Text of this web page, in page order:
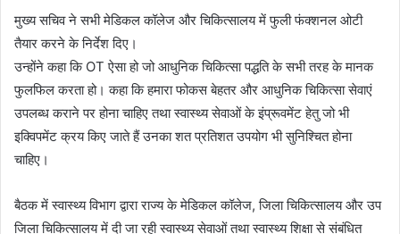
मुख्य सचिव ने सभी मेडिकल कॉलेज और चिकित्सालय में फुली फंक्शनल ओटी
तैयार करने के निर्देश दिए।
उन्होंने कहा कि OT ऐसा हो जो आधुनिक चिकित्सा पद्धति के सभी तरह के मानक
फुलफिल करता हो। कहा कि हमारा फोकस बेहतर और आधुनिक चिकित्सा सेवाएं
उपलब्ध कराने पर होना चाहिए तथा स्वास्थ्य सेवाओं के इंप्रूवमेंट हेतु जो भी
इक्विपमेंट क्रय किए जाते हैं उनका शत प्रतिशत उपयोग भी सुनिश्चित होना
चाहिए।
बैठक में स्वास्थ्य विभाग द्वारा राज्य के मेडिकल कॉलेज, जिला चिकित्सालय और उप
जिला चिकित्सालय में दी जा रही स्वास्थ्य सेवाओं तथा स्वास्थ्य शिक्षा से संबंधित